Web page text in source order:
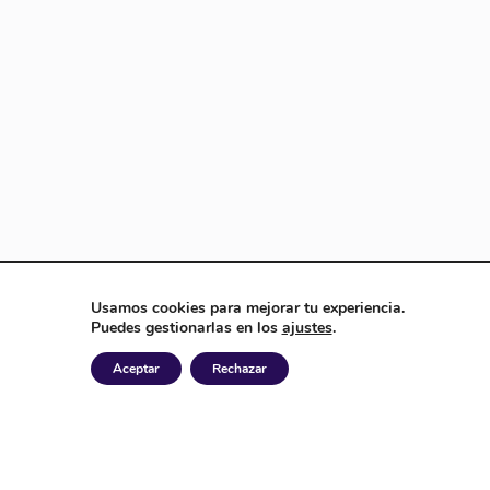
Política de Privacidad
Política de Cookies
Aviso Legal
Contacto
Usamos cookies para mejorar tu experiencia.
Puedes gestionarlas en los ajustes.
Aceptar Rechazar